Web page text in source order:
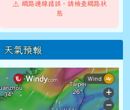
⚠️ 網路連線錯誤，請檢查網路狀
態
天氣預報